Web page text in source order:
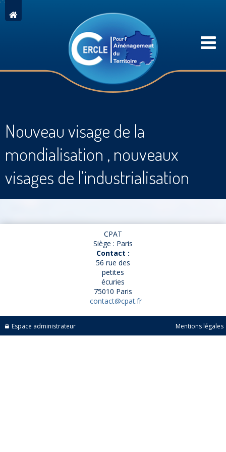
Nouveau visage de la
mondialisation , nouveaux
visages de l’industrialisation
CPAT
Siège : Paris
Contact :
56 rue des
petites
écuries
75010 Paris
contact@cpat.fr
Espace administrateur Mentions légales